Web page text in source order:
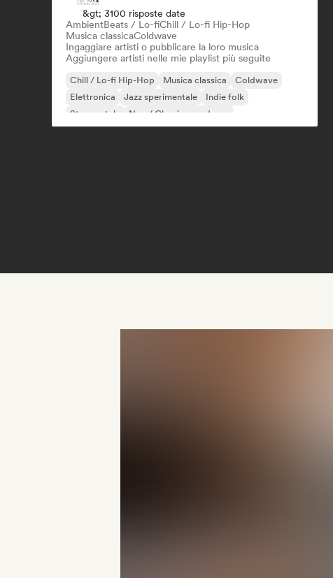
&gt; 3100 risposte date
AmbientBeats / Lo-fiChill / Lo-fi Hip-Hop
Musica classicaColdwave
Ingaggiare artisti o pubblicare la loro musica
Aggiungere artisti nelle mie playlist più seguite
Chill / Lo-fi Hip-Hop Musica classica
Coldwave
Elettronica
Jazz sperimentale
Indie folk
Strumentale
Neo / Classico moderno